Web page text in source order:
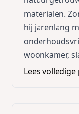
materialen.
hij jarenlang
woonkamer,
Lees